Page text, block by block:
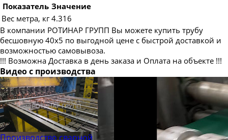
Труба бесшовная 127
Труба бесшовная 133
Труба бесшовная 140
Труба бесшовная 146
Труба бесшовная 152
Труба бесшовная 159
Труба бесшовная 168
Труба бесшовная 180
Показатель Значение
Вес метра, кг 4.316
В компании РОТИНАР ГРУПП Вы можете купить трубу
бесшовную 40х5 по выгодной цене с быстрой доставкой и
возможностью самовывоза.
!!! Возможна Доставка в день заказа и Оплата на объекте !!!
Видео с производства
Производство сварной